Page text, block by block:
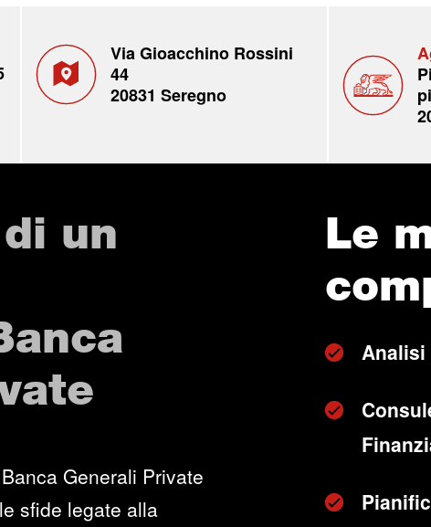
Via Gioacchino Rossini
44
20831 Seregno
un
Generali Private
sfide legate alla
Le